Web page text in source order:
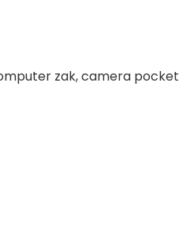
zak, camera pocket